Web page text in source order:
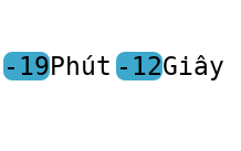
-19Phút -12Giây